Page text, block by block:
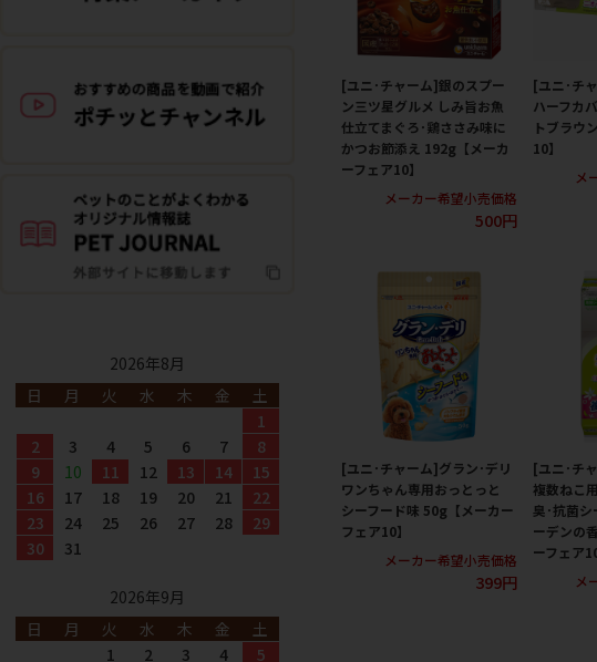
[ユニ･チャーム]銀のスプー
ン三ツ星グルメ しみ旨お魚
仕立てまぐろ･鶏ささみ味に
かつお節添え 192g【メーカ
ーフェア10】
メーカー希望小売価格
500円
[ユニ･チ
ハーフカ
トブラウ
10】
メ
[ユニ･チャーム]グラン･デリ
ワンちゃん専用おっとっと
シーフード味 50g【メーカー
フェア10】
メーカー希望小売価格
399円
[ユニ･チ
複数ねこ
臭･抗菌シ
ーデンの
ーフェア10
メ
2026年8月
日
月 火 水 木 金
土
1
2
3 4 5 6 7
8
9
10 11 12 13 14
15
16
17 18 19 20 21
22
23
24 25 26 27 28
29
30
31
2026年9月
日
月 火 水 木 金
土
1
2 3 4 5